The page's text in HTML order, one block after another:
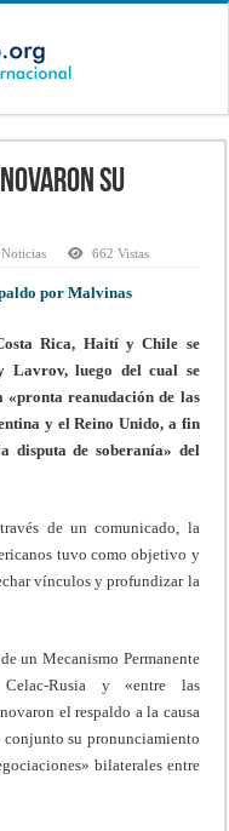
su
,Noticias 662 Vistas
por Malvinas
Rica, Haití y Chile se
Lavrov, luego del cual se
reanudación de las
y el Reino Unido, a fin
disputa de soberanía» del
de un comunicado, la
tuvo como objetivo y
vínculos y profundizar la
un Mecanismo Permanente
Rusia y «entre las
el respaldo a la causa
su pronunciamiento
bilaterales entre